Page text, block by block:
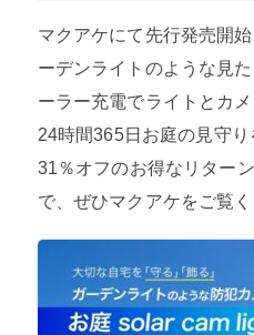
マクアケにて先行発売開
ーデンライトのような見
ーラー充電でライトとカ
24時間365日お庭の見守り
31％オフのお得なリター
で、ぜひマクアケをご覧く